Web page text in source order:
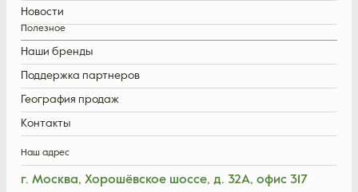
Новости
Полезное
Наши бренды
Поддержка партнеров
География продаж
Контакты
Наш адрес
г. Москва, Хорошёвское шоссе, д. 32А, офис 317